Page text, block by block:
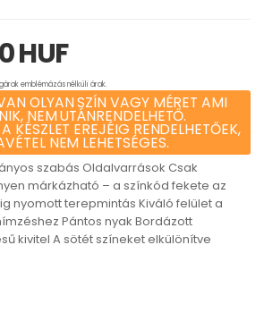
HUF
emblémázás nélküli árak.
OLYAN SZÍN VAGY MÉRET AMI
NEM UTÁNRENDELHETŐ.
KÉSZLET EREJÉIG RENDELHETŐEK,
NEM LEHETSÉGES.
szabás Oldalvarrások Csak
márkázható – a színkód fekete az
nyomott terepmintás Kiváló felület a
Pántos nyak Bordázott
kivitel A sötét színeket elkülönítve